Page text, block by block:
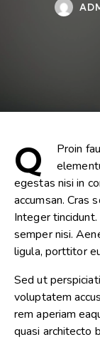
Q
Proin
egestas nisi in
accumsan. Cras
Integer
semper nisi.
ligula, porttitor
Sed ut
voluptatem
rem aperiam
quasi architecto